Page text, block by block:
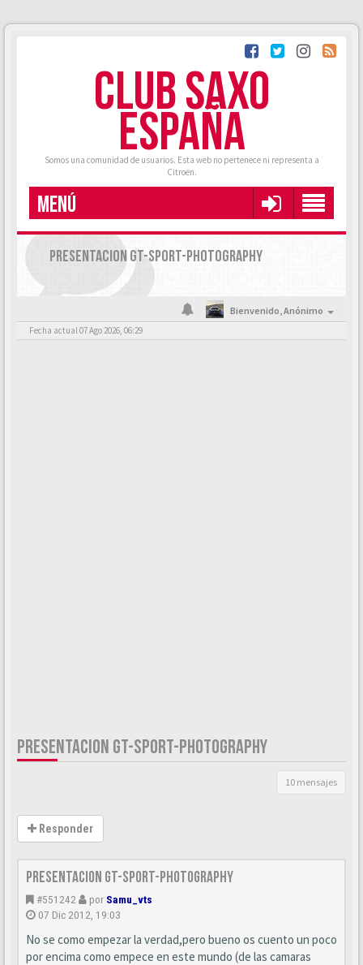
CLUB SAXO
ESPAÑA
Somos una comunidad de usuarios. Esta web no pertenece ni representa a
Citroën.
MENÚ
PRESENTACION GT-SPORT-PHOTOGRAPHY
Bienvenido,Anónimo
Fecha actual 07 Ago 2026, 06:29
PRESENTACION GT-SPORT-PHOTOGRAPHY
10 mensajes
Responder
Presentacion GT-SPORT-PHOTOGRAPHY
#551242 por Samu_vts
07 Dic 2012, 19:03
No se como empezar la verdad,pero bueno os cuento un poco
por encima como empece en este mundo (de las camaras